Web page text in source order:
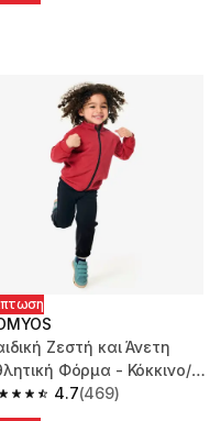
Ζεστή και Άνετη
Φόρμα - Κόκκινο/
4.7
out of 5 stars from 469
(469)